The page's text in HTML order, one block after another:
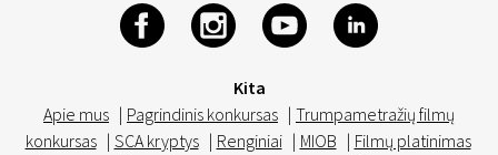
Kita
Apie mus | Pagrindinis konkursas | Trumpametražių filmų
konkursas | SCA kryptys | Renginiai | MIOB | Filmų platinimas